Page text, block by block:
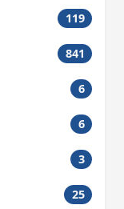
119
841
6
6
3
25